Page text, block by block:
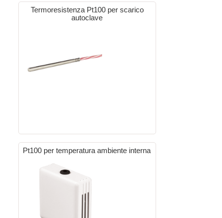
Termoresistenza Pt100 per scarico
autoclave
Pt100 per temperatura ambiente interna